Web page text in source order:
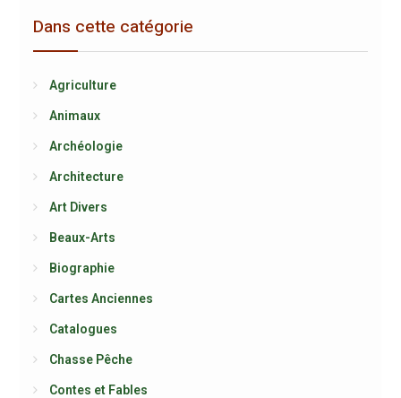
Dans cette catégorie
Agriculture
Animaux
Archéologie
Architecture
Art Divers
Beaux-Arts
Biographie
Cartes Anciennes
Catalogues
Chasse Pêche
Contes et Fables